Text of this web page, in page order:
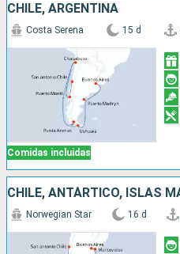
CHILE, ARGENTINA
Comidas incluidas
Costa Serena 15 d
Norwegian Star 16 d